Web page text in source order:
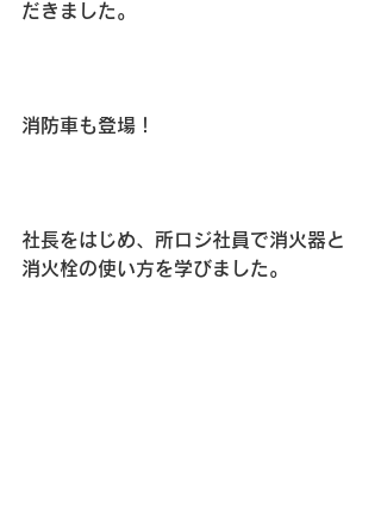
だきました。
消防車も登場！
社長をはじめ、所ロジ社員で消火器と
消火栓の使い方を学びました。